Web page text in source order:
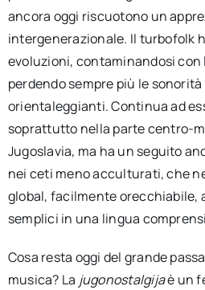
ancora oggi riscuotono un
intergenerazionale. Il turbofolk
evoluzioni, contaminandosi con
perdendo sempre più le
orientaleggianti. Continua ad
soprattutto nella parte centro-
Jugoslavia, ma ha un seguito
nei ceti meno acculturati, che
global, facilmente orecchiabile,
semplici in una lingua
Cosa resta oggi del grande
musica? La jugonostalgijaè un